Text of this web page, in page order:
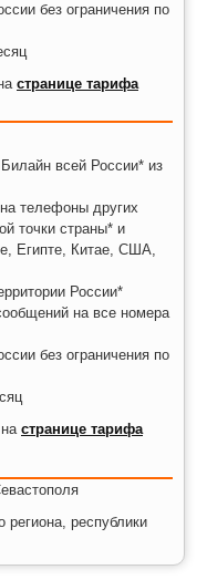
без ограничения по
странице тарифа
всей России* из
телефоны других
точки страны* и
Египте, Китае, США,
России*
на все номера
без ограничения по
странице тарифа
республики